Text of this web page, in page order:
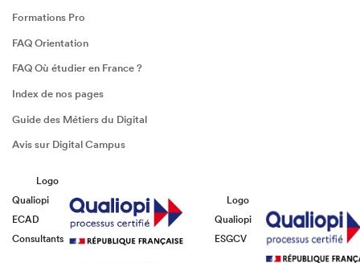
Formations Pro
FAQ Orientation
FAQ Où étudier en France ?
Index de nos pages
Guide des Métiers du Digital
Avis sur Digital Campus
Logo
Qualiopi
ECAD
Consultants
Logo
Qualiopi
ESGCV